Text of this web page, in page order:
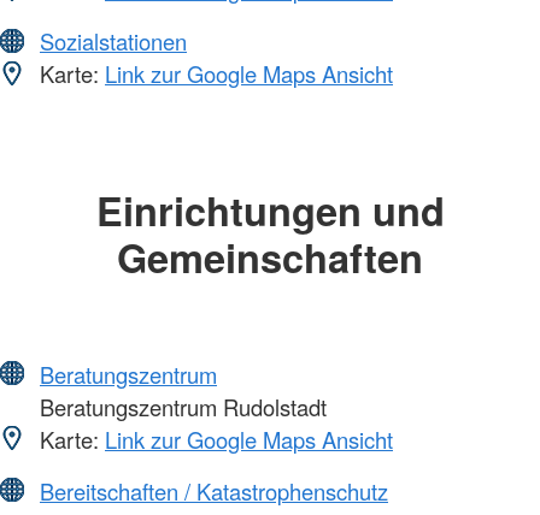
Sozialstationen
Karte: Link zur Google Maps Ansicht
Einrichtungen und
Gemeinschaften
Beratungszentrum
Beratungszentrum Rudolstadt
Karte: Link zur Google Maps Ansicht
Bereitschaften / Katastrophenschutz